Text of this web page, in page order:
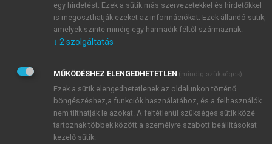
Kérek értesítést a MeRSZ újdonságairól, akcióiról.
Kérek értesítést az Akadémiai Kiadó Zrt. újdonságairól,
Adatkezelési tájékoztatóbanfoglaltakat tudomásul
veszem és elfogadom.
Általános vásárlási feltételeket, valamint a szotar.netés a
mersz.huoldalak licencszerződéseiben foglaltakat
tudomásul veszem és elfogadom.
egy hirdetést. Ezek a sütik más szervezetekkel és hirdetőkkel
is megoszthatják ezeket az információkat. Ezek állandó sütik,
amelyek szinte mindig egy harmadik féltől származnak.
↓ 2 szolgáltatás
MŰKÖDÉSHEZ ELENGEDHETETLEN (mindig szükséges)
Ezek a sütik elengedhetetlenek az oldalunkon történő
böngészéshez,a funkciók használatához, és a felhasználók
nem tilthatják le azokat. A feltétlenül szükséges sütik közé
tartoznak többek között a személyre szabott beállításokat
kezelő sütik.